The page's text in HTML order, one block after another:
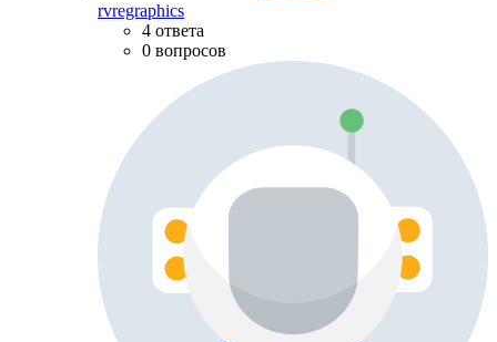
rvregraphics
4 ответа
0 вопросов